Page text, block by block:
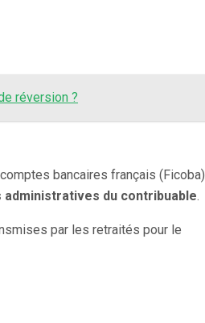
réversion ?
bancaires français (Ficoba)
du contribuable.
par les retraités pour le